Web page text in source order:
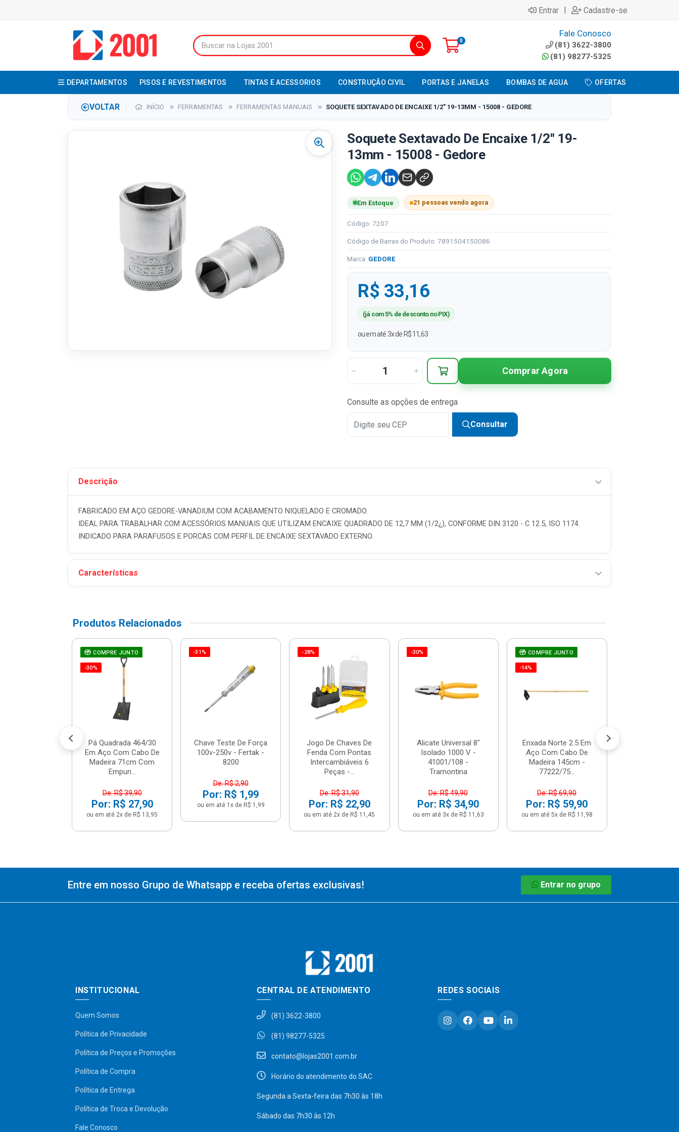
Entrar | Cadastre-se
0
Fale Conosco
(81) 3622-3800
(81) 98277-5325
DEPARTAMENTOS PISOS E REVESTIMENTOS TINTAS E ACESSORIOS CONSTRUÇÃO CIVIL PORTAS E JANELAS BOMBAS DE AGUA OFERTAS
VOLTAR INÍCIO FERRAMENTAS FERRAMENTAS MANUAIS SOQUETE SEXTAVADO DE ENCAIXE 1/2" 19-13MM - 15008 - GEDORE
Soquete Sextavado De Encaixe 1/2" 19-
13mm - 15008 - Gedore
Em Estoque 21 pessoas vendo agora
Código: 7207
Código de Barras do Produto: 7891504150086
Marca: GEDORE
R$ 33,16
(já com 5% de desconto no PIX)
ou em até 3x de R$ 11,63
Comprar Agora
Consulte as opções de entrega
Consultar
Descrição
FABRICADO EM AÇO GEDORE-VANADIUM COM ACABAMENTO NIQUELADO E CROMADO.
IDEAL PARA TRABALHAR COM ACESSÓRIOS MANUAIS QUE UTILIZAM ENCAIXE QUADRADO DE 12,7 MM (1/2¿), CONFORME DIN 3120 - C 12.5, ISO 1174.
INDICADO PARA PARAFUSOS E PORCAS COM PERFIL DE ENCAIXE SEXTAVADO EXTERNO.
Características
Produtos Relacionados
COMPRE JUNTO
-30%
Pá Quadrada 464/30
Em Aço Com Cabo De
Madeira 71cm Com
Empun...
De: R$ 39,90
Por: R$ 27,90
ou em até 2x de R$ 13,95
-31%
Chave Teste De Força
100v-250v - Fertak -
8200
De: R$ 2,90
Por: R$ 1,99
ou em até 1x de R$ 1,99
-28%
Jogo De Chaves De
Fenda Com Pontas
Intercambiáveis 6
Peças -...
De: R$ 31,90
Por: R$ 22,90
ou em até 2x de R$ 11,45
-30%
Alicate Universal 8"
Isolado 1000 V -
41001/108 -
Tramontina
De: R$ 49,90
Por: R$ 34,90
ou em até 3x de R$ 11,63
COMPRE JUNTO
-14%
Enxada Norte 2.5 Em
Aço Com Cabo De
Madeira 145cm -
77222/75...
De: R$ 69,90
Por: R$ 59,90
ou em até 5x de R$ 11,98
Entre em nosso Grupo de Whatsapp e receba ofertas exclusivas! Entrar no grupo
INSTITUCIONAL
Quem Somos
Política de Privacidade
Política de Preços e Promoções
Política de Compra
Política de Entrega
Política de Troca e Devolução
Fale Conosco
CENTRAL DE ATENDIMENTO
(81) 3622-3800
(81) 98277-5325
contato@lojas2001.com.br
Horário do atendimento do SAC
Segunda a Sexta-feira das 7h30 às 18h
Sábado das 7h30 às 12h
REDES SOCIAIS